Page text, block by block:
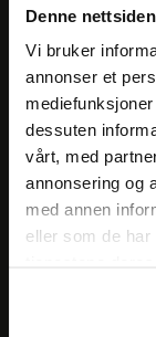
Denne
Vi bruker
annonser et
dessuten
vårt, med
annonsering og
med annen
eller som de
Meld deg
Få
Meld